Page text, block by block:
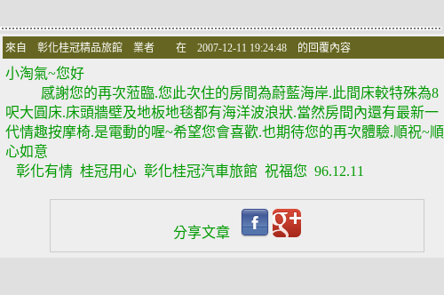
來自 彰化桂冠精品旅館 業者 在 2007-12-11 19:24:48 的回覆內容
小淘氣~您好
感謝您的再次蒞臨.您此次住的房間為蔚藍海岸.此間床較特殊為8
呎大圓床.床頭牆壁及地板地毯都有海洋波浪狀.當然房間內還有最新一
代情趣按摩椅.是電動的喔~希望您會喜歡.也期待您的再次體驗.順祝~順
心如意
彰化有情 桂冠用心 彰化桂冠汽車旅館 祝福您 96.12.11
分享文章